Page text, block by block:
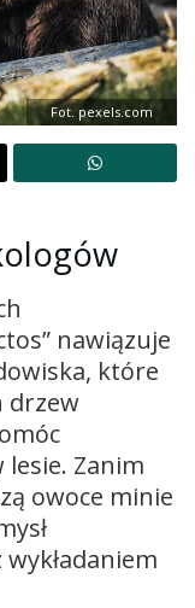
Fot. pexels.com
nawiązuje
które
drzew
Zanim
owoce minie